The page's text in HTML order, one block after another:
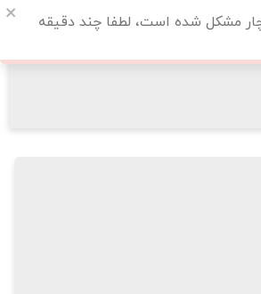
مشکل شده است، لطفا چند دقیقه